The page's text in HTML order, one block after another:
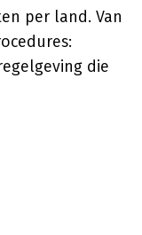
per land. Van
die